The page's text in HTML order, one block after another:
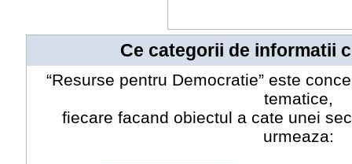
Ce categorii de informatii
“Resurse pentru Democratie” este
tematice,
fiecare facand obiectul a cate unei
urmeaza: